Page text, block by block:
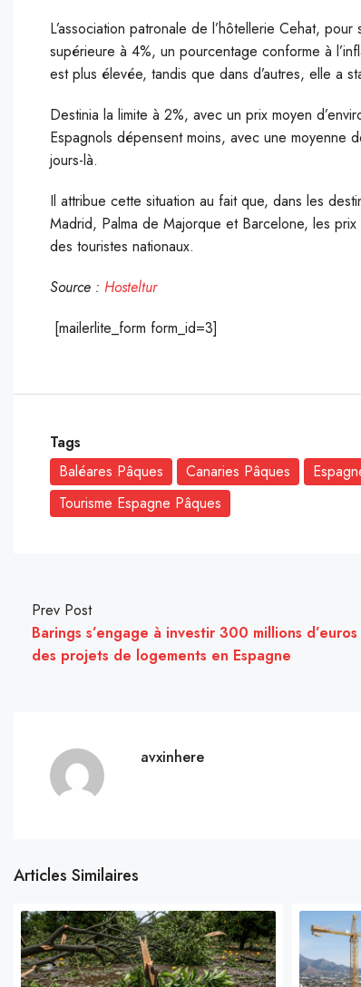
L’association patronale de l’hôtellerie Cehat,
supérieure à 4%, un pourcentage conforme à
est plus élevée, tandis que dans d’autres, elle a
Destinia la limite à 2%, avec un prix moyen
Espagnols dépensent moins, avec une
jours-là.
Il attribue cette situation au fait que, dans les
Madrid, Palma de Majorque et Barcelone, les
des touristes nationaux.
Source : Hosteltur
[mailerlite_form form_id=3]
Tags
Baléares Pâques
Canaries Pâques
Tourisme Espagne Pâques
Prev Post
Barings s’engage à investir 300 millions d’euros
des projets de logements en Espagne
avxinhere
Articles Similaires